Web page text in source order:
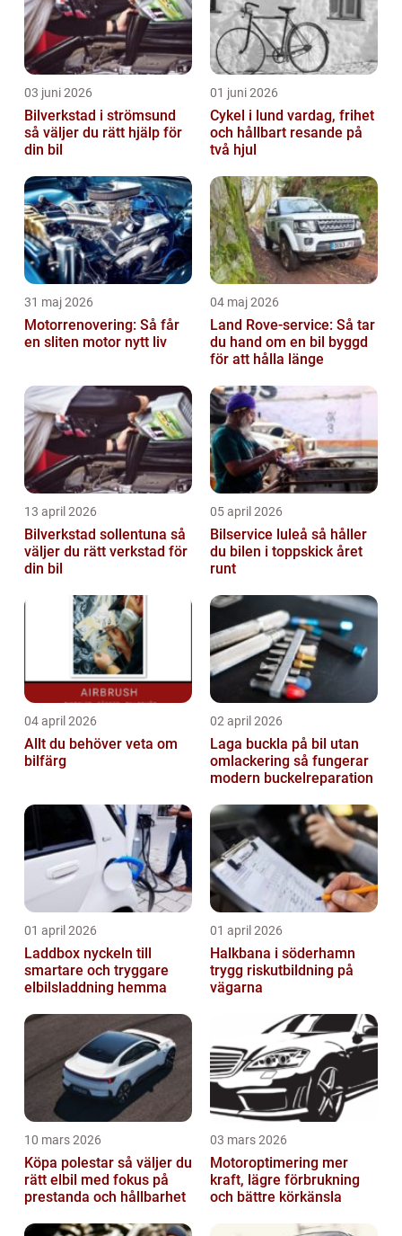
03 juni 2026
Bilverkstad i strömsund
så väljer du rätt hjälp för
din bil
01 juni 2026
Cykel i lund vardag, frihet
och hållbart resande på
två hjul
31 maj 2026
Motorrenovering: Så får
en sliten motor nytt liv
04 maj 2026
Land Rove-service: Så tar
du hand om en bil byggd
för att hålla länge
13 april 2026
Bilverkstad sollentuna så
väljer du rätt verkstad för
din bil
05 april 2026
Bilservice luleå så håller
du bilen i toppskick året
runt
04 april 2026
Allt du behöver veta om
bilfärg
02 april 2026
Laga buckla på bil utan
omlackering så fungerar
modern buckelreparation
01 april 2026
Laddbox nyckeln till
smartare och tryggare
elbilsladdning hemma
01 april 2026
Halkbana i söderhamn
trygg riskutbildning på
vägarna
10 mars 2026
Köpa polestar så väljer du
rätt elbil med fokus på
prestanda och hållbarhet
03 mars 2026
Motoroptimering mer
kraft, lägre förbrukning
och bättre körkänsla